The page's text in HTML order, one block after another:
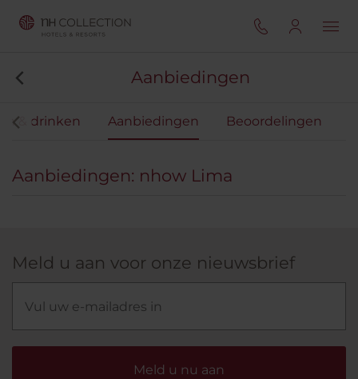
Aanbiedingen
& drinken Aanbiedingen Beoordelingen
Aanbiedingen: nhow Lima
Meld u aan voor onze nieuwsbrief
Meld u nu aan